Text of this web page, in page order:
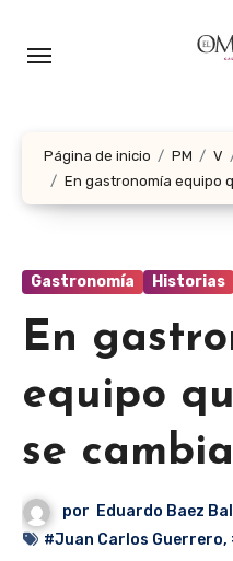
Página de inicio PM V
En gastronomía equipo
Gastronomía Historias
En
equipo
se cambia
por Eduardo Baez
#Juan Carlos Guerrero,